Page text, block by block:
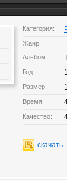
Категория:
Жанр:
Альбом:
Год:
Размер:
Время:
Качество:
скачать